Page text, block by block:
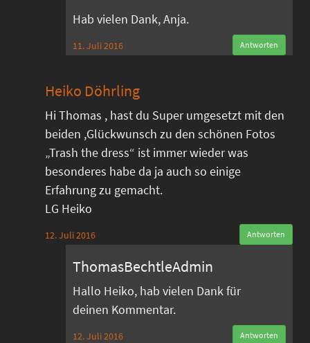
Hab vielen Dank, Anja.
11. Juli 2016 Antworten
Heiko Döhrling
Hi Thomas , hast du Super umgesetzt mit den
beiden ,Glückwunsch zu den schönen Fotos
„Trash the dress“ ist immer wieder was
besonderes habe da ja auch so einige
Erfahrung zu gemacht.
LG Heiko
12. Juli 2016 Antworten
ThomasBechtleAdmin
Hallo Heiko, hab vielen Dank für
deinen Kommentar.
12. Juli 2016 Antworten